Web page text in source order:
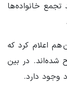
خانواده‌ها
هم اعلام کرد که
شهید و ۱۰ نفر مجروح شده‌اند. در بین
وجود دارد.